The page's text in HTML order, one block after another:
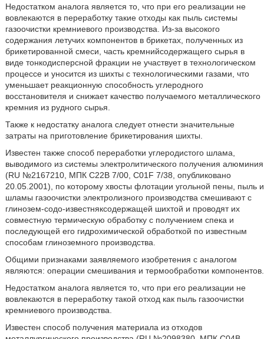
Недостатком аналога является то, что при его реализации не
вовлекаются в переработку такие отходы как пыль системы
газоочистки кремниевого производства. Из-за высокого
содержания летучих компонентов в брикетах, полученных из
брикетированной смеси, часть кремнийсодержащего сырья в
виде тонкодисперсной фракции не участвует в технологическом
процессе и уносится из шихты с технологическими газами, что
уменьшает реакционную способность углеродного
восстановителя и снижает качество получаемого металлического
кремния из рудного сырья.
Также к недостатку аналога следует отнести значительные
затраты на приготовление брикетирования шихты.
Известен также способ переработки углеродистого шлама,
выводимого из системы электролитического получения алюминия
(RU №2167210, МПК С22В 7/00, C01F 7/38, опубликовано
20.05.2001), по которому хвосты флотации угольной пены, пыль и
шламы газоочистки электролизного производства смешивают с
глинозем-содо-известняксодержащей шихтой и проводят их
совместную термическую обработку с получением спека и
последующей его гидрохимической обработкой по известным
способам глиноземного производства.
Общими признаками заявляемого изобретения с аналогом
являются: операции смешивания и термообработки компонентов.
Недостатком аналога является то, что при его реализации не
вовлекаются в переработку такой отход как пыль газоочистки
кремниевого производства.
Известен способ получения материала из отходов